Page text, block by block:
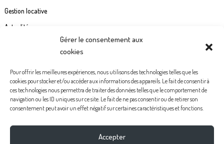
Gérer le consentement aux
cookies
Pour offrir les meilleures expériences, nous utilisons des technologies telles que les
cookies pour stocker et/ou accéder aux informations des appareils. Le fait de consentir à
ces technologies nous permettra de traiter des données telles que le comportement de
navigation ou les ID uniques sur ce site. Le fait de ne pas consentir ou de retirer son
consentement peut avoir un effet négatif sur certaines caractéristiques et fonctions.
Accepter
Gestion locative
Actualités
Politiques de confidentialité
Mentions légales